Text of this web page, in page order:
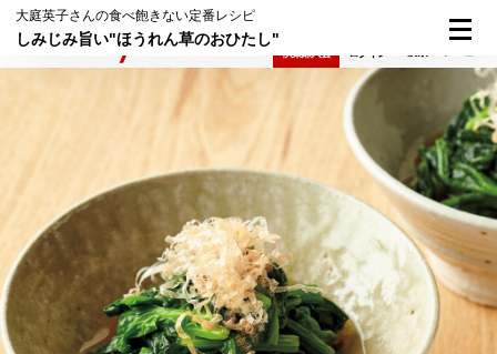
大庭英子さんの食べ飽きない定番レシピ
しみじみ旨い"ほうれん草のおひたし"